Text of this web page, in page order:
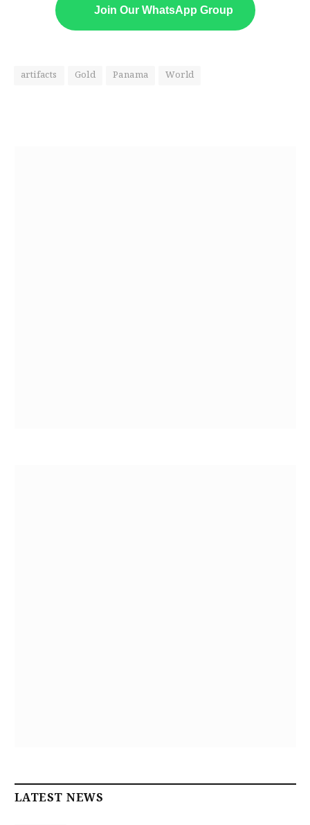
Join Our WhatsApp Group
artifacts Gold Panama World
LATEST NEWS